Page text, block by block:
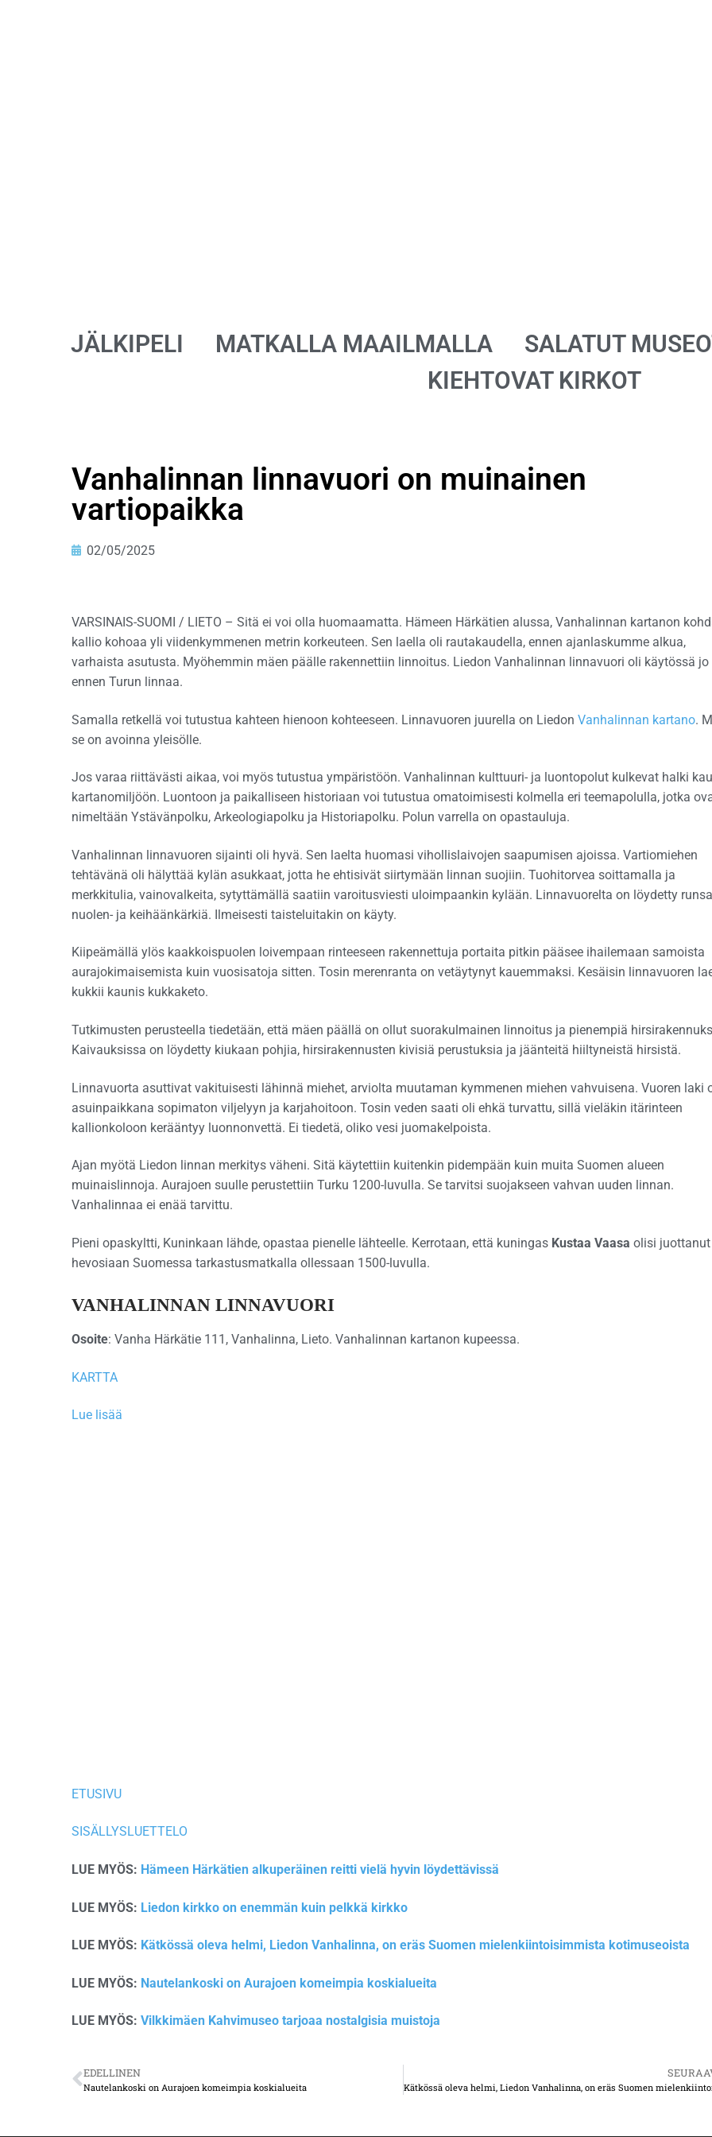
JÄLKIPELI MATKALLA MAAILMALLA
SALATUT
KIEHTOVAT KIRKOT
Vanhalinnan linnavuori on muinainen
vartiopaikka
02/05/2025
VARSINAIS-SUOMI / LIETO – Sitä ei voi olla huomaamatta. Hämeen Härkätien alussa, Vanhalinnan kartanon
kallio kohoaa yli viidenkymmenen metrin korkeuteen. Sen laella oli rautakaudella, ennen ajanlaskumme alkua,
varhaista asutusta. Myöhemmin mäen päälle rakennettiin linnoitus. Liedon Vanhalinnan linnavuori oli käytössä jo
ennen Turun linnaa.
Samalla retkellä voi tutustua kahteen hienoon kohteeseen. Linnavuoren juurella on Liedon Vanhalinnan kartano.
se on avoinna yleisölle.
Jos varaa riittävästi aikaa, voi myös tutustua ympäristöön. Vanhalinnan kulttuuri- ja luontopolut kulkevat halki
kartanomiljöön. Luontoon ja paikalliseen historiaan voi tutustua omatoimisesti kolmella eri teemapolulla, jotka
nimeltään Ystävänpolku, Arkeologiapolku ja Historiapolku. Polun varrella on opastauluja.
Vanhalinnan linnavuoren sijainti oli hyvä. Sen laelta huomasi vihollislaivojen saapumisen ajoissa. Vartiomiehen
tehtävänä oli hälyttää kylän asukkaat, jotta he ehtisivät siirtymään linnan suojiin. Tuohitorvea soittamalla ja
merkkitulia, vainovalkeita, sytyttämällä saatiin varoitusviesti uloimpaankin kylään. Linnavuorelta on löydetty
nuolen- ja keihäänkärkiä. Ilmeisesti taisteluitakin on käyty.
Kiipeämällä ylös kaakkoispuolen loivempaan rinteeseen rakennettuja portaita pitkin pääsee ihailemaan samoista
aurajokimaisemista kuin vuosisatoja sitten. Tosin merenranta on vetäytynyt kauemmaksi. Kesäisin linnavuoren
kukkii kaunis kukkaketo.
Tutkimusten perusteella tiedetään, että mäen päällä on ollut suorakulmainen linnoitus ja pienempiä
Kaivauksissa on löydetty kiukaan pohjia, hirsirakennusten kivisiä perustuksia ja jäänteitä hiiltyneistä hirsistä.
Linnavuorta asuttivat vakituisesti lähinnä miehet, arviolta muutaman kymmenen miehen vahvuisena. Vuoren laki
asuinpaikkana sopimaton viljelyyn ja karjahoitoon. Tosin veden saati oli ehkä turvattu, sillä vieläkin itärinteen
kallionkoloon kerääntyy luonnonvettä. Ei tiedetä, oliko vesi juomakelpoista.
Ajan myötä Liedon linnan merkitys väheni. Sitä käytettiin kuitenkin pidempään kuin muita Suomen alueen
muinaislinnoja. Aurajoen suulle perustettiin Turku 1200-luvulla. Se tarvitsi suojakseen vahvan uuden linnan.
Vanhalinnaa ei enää tarvittu.
Pieni opaskyltti, Kuninkaan lähde, opastaa pienelle lähteelle. Kerrotaan, että kuningas Kustaa Vaasa olisi juottanut
hevosiaan Suomessa tarkastusmatkalla ollessaan 1500-luvulla.
VANHALINNAN LINNAVUORI
Osoite: Vanha Härkätie 111, Vanhalinna, Lieto. Vanhalinnan kartanon kupeessa.
KARTTA
Lue lisää
ETUSIVU
SISÄLLYSLUETTELO
LUE MYÖS: Hämeen Härkätien alkuperäinen reitti vielä hyvin löydettävissä
LUE MYÖS: Liedon kirkko on enemmän kuin pelkkä kirkko
LUE MYÖS: Kätkössä oleva helmi, Liedon Vanhalinna, on eräs Suomen mielenkiintoisimmista kotimuseoista
LUE MYÖS: Nautelankoski on Aurajoen komeimpia koskialueita
LUE MYÖS: Vilkkimäen Kahvimuseo tarjoaa nostalgisia muistoja
EDELLINEN
Nautelankoski on Aurajoen komeimpia koskialueita